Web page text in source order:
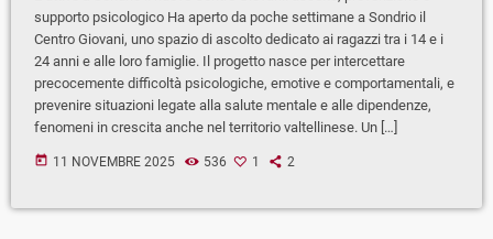
supporto psicologico Ha aperto da poche settimane a Sondrio il
Centro Giovani, uno spazio di ascolto dedicato ai ragazzi tra i 14 e i
24 anni e alle loro famiglie. Il progetto nasce per intercettare
precocemente difficoltà psicologiche, emotive e comportamentali, e
prevenire situazioni legate alla salute mentale e alle dipendenze,
fenomeni in crescita anche nel territorio valtellinese. Un […]
today 11 NOVEMBRE 2025 536 1 2